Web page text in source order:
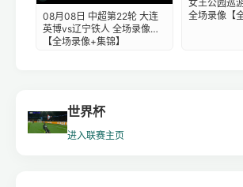
08月08日 中超第22轮 大连
英博vs辽宁铁人 全场录像
【全场录像+集锦】
女王公园巡
全场录像【
世界杯
进入联赛主页